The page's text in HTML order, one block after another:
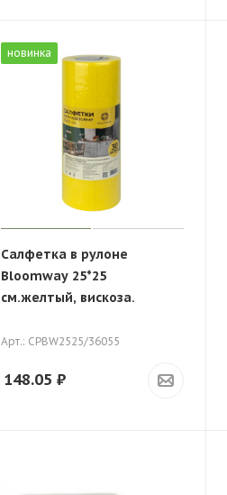
новинка
Салфетка в рулоне
Bloomway 25*25
см.желтый, вискоза.
Арт.: СРBW2525/36055
148.05 ₽